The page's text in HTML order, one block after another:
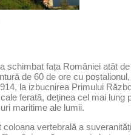
schimbat fața României atât
de 60 de ore cu
la izbucnirea Primului
ferată, deținea cel mai lung
maritime ale lumii.
vertebrală a